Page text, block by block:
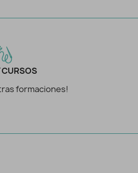
CURSOS
formaciones!